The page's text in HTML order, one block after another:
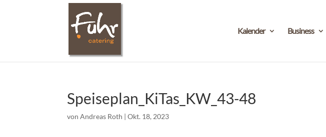
Kalender Business
Speiseplan_KiTas_KW_43-48
vonAndreas Roth |Okt. 18, 2023